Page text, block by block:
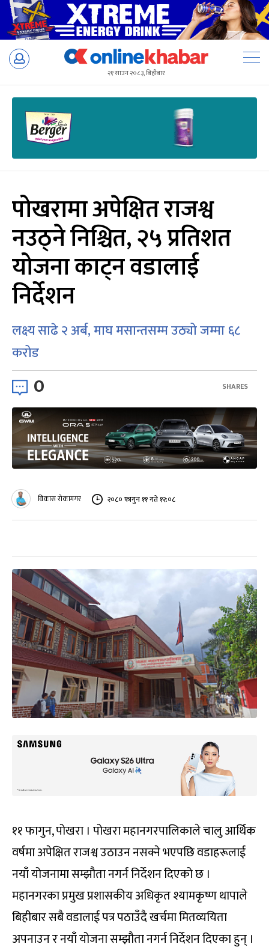
Skip
२१ साउन २०८३, बिहीबार
पोखरामा अपेक्षित राजश्व
नउठ्ने निश्चित, २५ प्रतिशत
योजना काट्न वडालाई
निर्देशन
लक्ष्य साढे २ अर्ब, माघ मसान्तसम्म उठ्यो जम्मा ६८
करोड
0 SHARES
विकास रोकामगर २०८० फागुन ११ गते १२:०८
११ फागुन, पोखरा । पोखरा महानगरपालिकाले चालु आर्थिक
वर्षमा अपेक्षित राजश्व उठाउन नसक्ने भएपछि वडाहरूलाई
नयाँ योजनामा सम्झौता नगर्न निर्देशन दिएको छ ।
महानगरका प्रमुख प्रशासकीय अधिकृत श्यामकृष्ण थापाले
बिहीबार सबै वडालाई पत्र पठाउँदै खर्चमा मितव्ययिता
अपनाउन र नयाँ योजना सम्झौता नगर्न निर्देशन दिएका हुन् ।